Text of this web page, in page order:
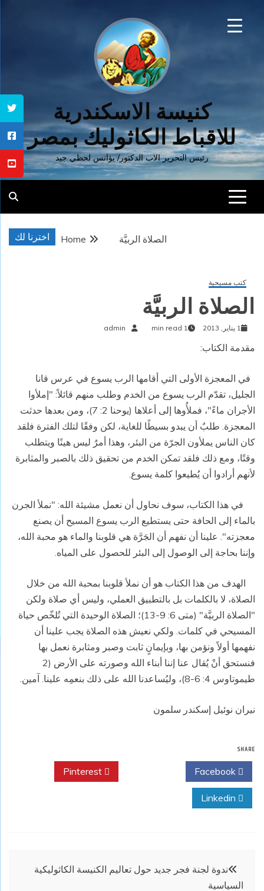
كنيسة الاسكندرية
للاقباط الكاثوليك بمصر
رئيس التحرير الاب الدكتور/ يؤانس لحظي جيد
اخترنا لك Home الصلاة الربيَّة
كتب مسيحية
الصلاة الربيَّة
1 يناير, 2013 1 min read
admin
مقدمة الكتاب:
في المعجزة الأولى التي أقامها الرب يسوع في عرس قانا
الجليل، تقدّم الرب يسوع من الخدم وطلب منهم قائلاً: "إملأوا
الأجران ماءً"، فملأُوها إلى أعلاها (يوحنا 2: 7)، ومن بعدها حدثت
المعجزة. طلبٌ أن يبدو بسيطًا للغاية، لكن وفقًا لتلك الفترة فلقد
كان الناس يملأون الجرّة من البئر، وهذا أمرٌ ليس هينًا ويتطلب
وقتًا، ومع ذلك فلقد تمكن الخدم من تحقيق ذلك بالصبر والمثابرة
لأنهم أرادوا أن يُطيعوا كلمة يسوع.
في هذا الكتاب، سوف نحاول أن نعمل مشيئة الله: "نملأ الجرن
بالماء إلى الحافة حتى يستطيع الرب يسوع المسيح أن يصنع
معجزته". علينا أن نفهم أن الجَرَّة هي قلوبنا والماء هو محبة الله،
وإننا بحاجة إلى الوصول إلى البئر للحصول على المياه.
الهدف من هذا الكتاب هو أن نملأ قلوبنا بمحبة الله من خلال
الصلاة، لا بالكلمات بل بالتطبيق العملي، وليس أي صلاة ولكن
"الصلاة الربيَّة" (متى 6: 9-13)؛ الصلاة الوحيدة التي تُلخّص حياة
المسيحي في كلمات. ولكي نعيش هذه الصلاة يجب علينا أن
نفهمها أولاً ونؤمن بها، وبإيمانٍ ثابت وصبر ومثابرة نعمل بها
فنستحق أنْ يُقال عنا إننا أبناء الله وصورته على الأرض (2
طيموتاوس 4: 6-8)، وليُساعدنا الله على ذلك بنعمِه علينا. آمين
.
نيران نوئيل إسكندر سلمون
SHARE
تصفّحندوة لجنة فجر جديد حول تعاليم الكنيسة الكاثوليكية
السياسية